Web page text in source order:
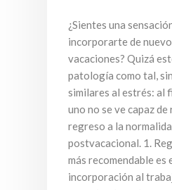
¿Sientes una
incorporarte de
vacaciones? Quizá
patología como tal,
similares al estrés: al
uno no se ve capaz
regreso a la
postvacacional. 1.
más recomendable
incorporación al